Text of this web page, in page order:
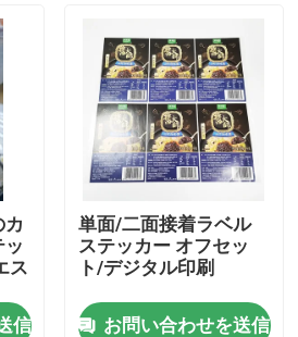
ス
信
単面/二面接着ラベル
ステッカー オフセッ
ト/デジタル印刷
お問い合わせを送信